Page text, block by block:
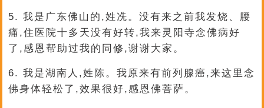
5. 我是广东佛山的,姓冼。没有来之前我发烧、腰
痛,住医院十多天没有好转,我来灵阳寺念佛病好
了,感恩帮助过我的同修,谢谢大家。
6. 我是湖南人,姓陈。我原来有前列腺癌,来这里念
佛身体轻松了,效果很好,感恩佛菩萨。